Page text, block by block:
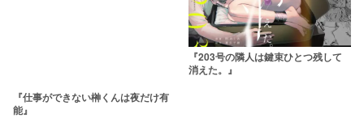
『仕事ができない榊くんは夜だけ有
能』
『203号の隣人は鍵束ひとつ残して
消えた。』